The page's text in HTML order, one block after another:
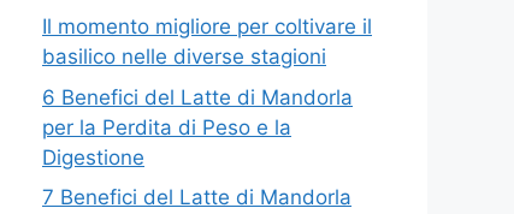
Il momento migliore per coltivare il
basilico nelle diverse stagioni
6 Benefici del Latte di Mandorla
per la Perdita di Peso e la
Digestione
7 Benefici del Latte di Mandorla